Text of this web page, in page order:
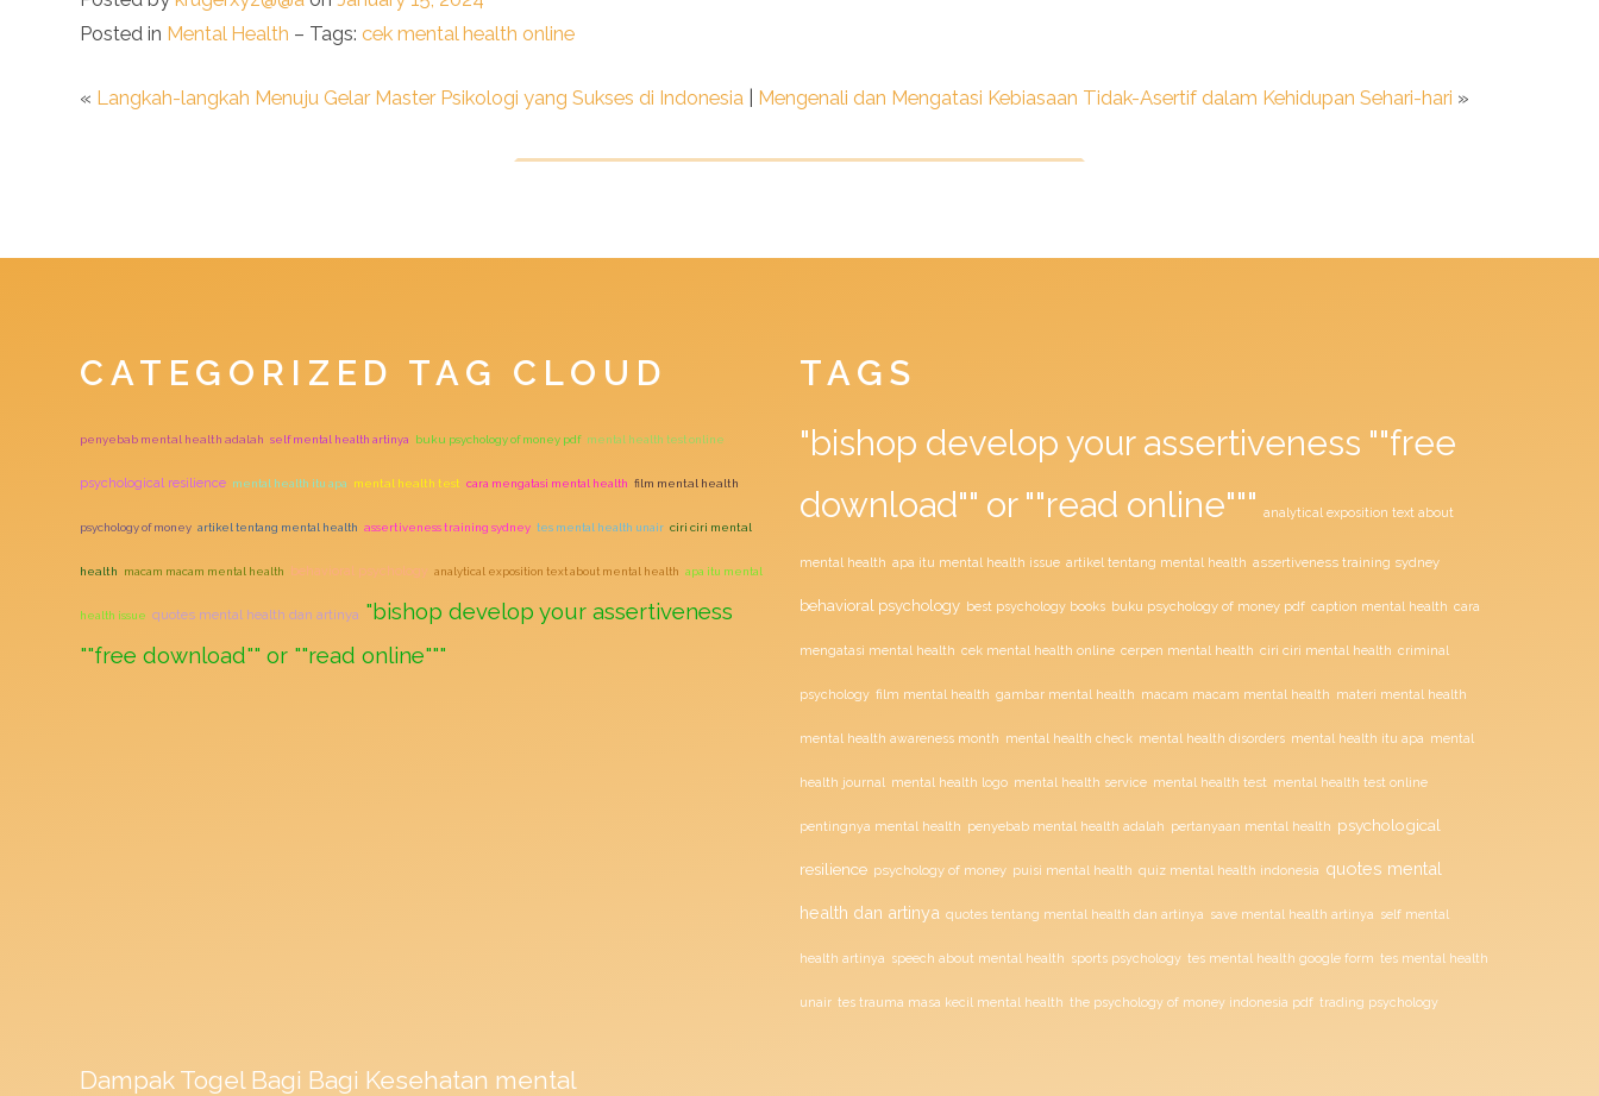
Posted in Mental Health – Tags:cek mental health online
« Langkah-langkah Menuju Gelar Master Psikologi yang Sukses di Indonesia | Mengenali dan Mengatasi Kebiasaan Tidak-Asertif dalam Kehidupan Sehari-hari »
CATEGORIZED TAG CLOUD
penyebab mental health adalah self mental health artinya buku psychology of money pdf mental health test online
psychological resilience mental health itu apa mental health test cara mengatasi mental health film mental health
psychology of money artikel tentang mental health assertiveness training sydney tes mental health unair ciri ciri mental
health macam macam mental health behavioral psychology analytical exposition text about mental health apa itu mental
health issue quotes mental health dan artinya "bishop develop your assertiveness
""free download"" or ""read online"""
TAGS
"bishop develop your assertiveness ""free
download"" or ""read online""" analytical exposition text about
mental health apa itu mental health issue artikel tentang mental health assertiveness training sydney
behavioral psychology best psychology books buku psychology of money pdf caption mental health cara
mengatasi mental health cek mental health online cerpen mental health ciri ciri mental health criminal
psychology film mental health gambar mental health macam macam mental health materi mental health
mental health awareness month mental health check mental health disorders mental health itu apa mental
health journal mental health logo mental health service mental health test mental health test online
pentingnya mental health penyebab mental health adalah pertanyaan mental health psychological
resilience psychology of money puisi mental health quiz mental health indonesia quotes mental
health dan artinya quotes tentang mental health dan artinya save mental health artinya self mental
health artinya speech about mental health sports psychology tes mental health google form tes mental health
unair tes trauma masa kecil mental health the psychology of money indonesia pdf trading psychology
Dampak TogelBagi Bagi Kesehatan mental